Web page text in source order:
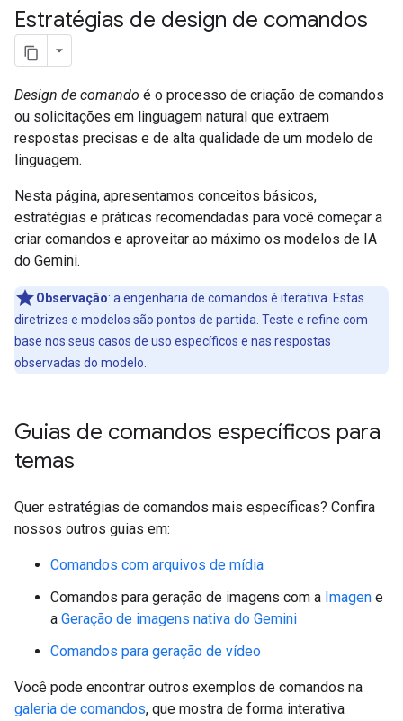
Estratégias de design de comandos
Design de comando é o processo de criação de comandos
ou solicitações em linguagem natural que extraem
respostas precisas e de alta qualidade de um modelo de
linguagem.
Nesta página, apresentamos conceitos básicos,
estratégias e práticas recomendadas para você começar a
criar comandos e aproveitar ao máximo os modelos de IA
do Gemini.
Observação: a engenharia de comandos é iterativa. Estas
diretrizes e modelos são pontos de partida. Teste e refine com
base nos seus casos de uso específicos e nas respostas
observadas do modelo.
Guias de comandos específicos para
temas
Quer estratégias de comandos mais específicas? Confira
nossos outros guias em:
Comandos com arquivos de mídia
Comandos para geração de imagens com a Imagen e
a Geração de imagens nativa do Gemini
Comandos para geração de vídeo
Você pode encontrar outros exemplos de comandos na
galeria de comandos, que mostra de forma interativa